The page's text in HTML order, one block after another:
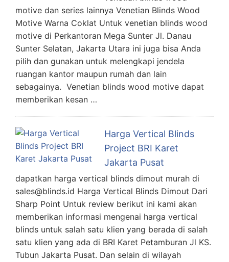
motive dan series lainnya Venetian Blinds Wood
Motive Warna Coklat Untuk venetian blinds wood
motive di Perkantoran Mega Sunter Jl. Danau
Sunter Selatan, Jakarta Utara ini juga bisa Anda
pilih dan gunakan untuk melengkapi jendela
ruangan kantor maupun rumah dan lain
sebagainya. Venetian blinds wood motive dapat
memberikan kesan …
Harga Vertical Blinds
Project BRI Karet
Jakarta Pusat
dapatkan harga vertical blinds dimout murah di
sales@blinds.id Harga Vertical Blinds Dimout Dari
Sharp Point Untuk review berikut ini kami akan
memberikan informasi mengenai harga vertical
blinds untuk salah satu klien yang berada di salah
satu klien yang ada di BRI Karet Petamburan Jl KS.
Tubun Jakarta Pusat. Dan selain di wilayah